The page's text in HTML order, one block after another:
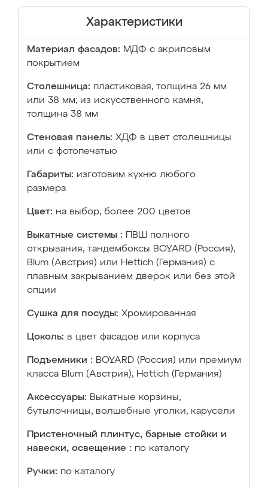
Характеристики
Материал фасадов: МДФ с акриловым
покрытием
Столешница: пластиковая, толщина 26 мм
или 38 мм; из искусственного камня,
толщина 38 мм
Стеновая панель: ХДФ в цвет столешницы
или с фотопечатью
Габариты: изготовим кухню любого
размера
Цвет: на выбор, более 200 цветов
Выкатные системы :
ПВШ полного
открывания, тандембоксы BOYARD (Россия),
Blum (Австрия) или Hettich (Германия) с
плавным закрыванием дверок или без этой
опции
Сушка для посуды: Хромированная
Цоколь: в цвет фасадов или корпуса
Подъемники : BOYARD (Россия) или премиум
класса Blum (Австрия), Hettich (Германия)
Аксессуары: Выкатные корзины,
бутылочницы, волшебные уголки, карусели
Пристеночный плинтус, барные стойки и
навески, освещение : по каталогу
Ручки: по каталогу